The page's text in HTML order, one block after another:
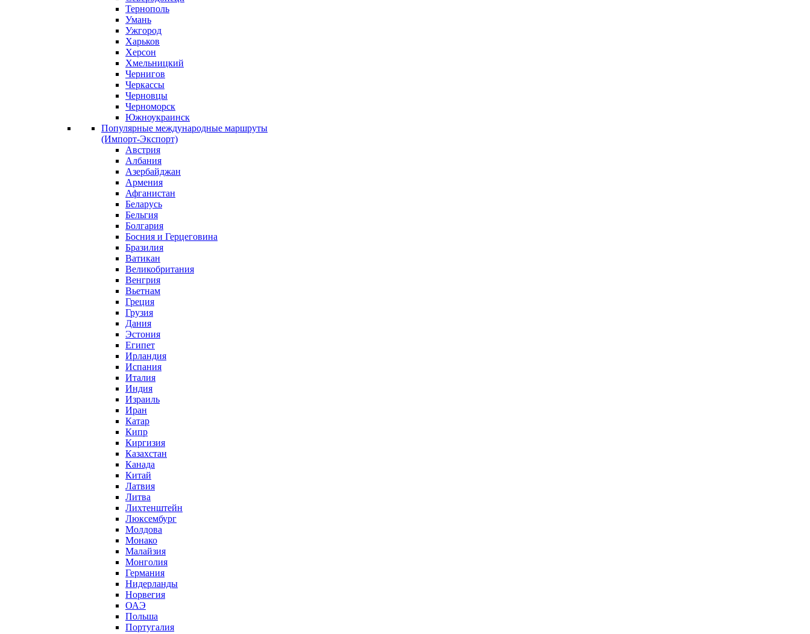
Тернополь
Умань
Ужгород
Харьков
Херсон
Хмельницкий
Чернигов
Черкассы
Черновцы
Черноморск
Южноукраинск
Популярные международные маршруты
(Импорт-Экспорт)
Австрия
Албания
Азербайджан
Армения
Афганистан
Беларусь
Бельгия
Болгария
Босния и Герцеговина
Бразилия
Ватикан
Великобритания
Венгрия
Вьетнам
Греция
Грузия
Дания
Эстония
Египет
Ирландия
Испания
Италия
Индия
Израиль
Иран
Катар
Кипр
Киргизия
Казахстан
Канада
Китай
Латвия
Литва
Лихтенштейн
Люксембург
Молдова
Монако
Малайзия
Монголия
Германия
Нидерланды
Норвегия
ОАЭ
Польша
Португалия